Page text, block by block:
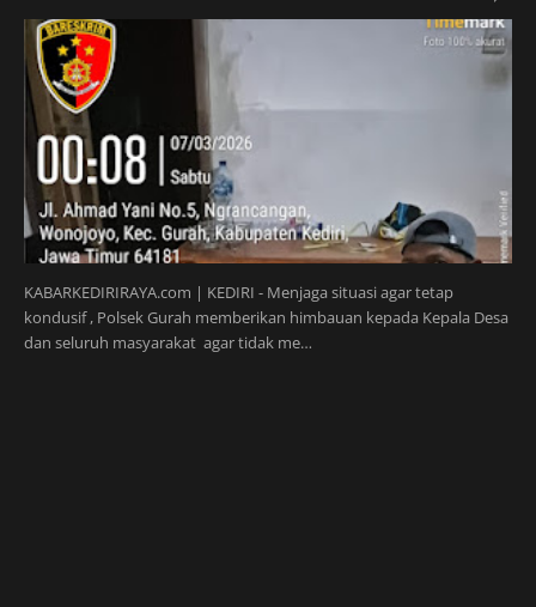
KABARKEDIRIRAYA.com | KEDIRI - Menjaga situasi agar tetap
kondusif , Polsek Gurah memberikan himbauan kepada Kepala Desa
dan seluruh masyarakat agar tidak me…